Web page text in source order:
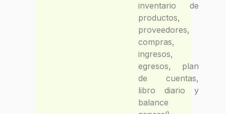
inventario de
productos,
proveedores,
compras,
ingresos,
egresos, plan
de cuentas,
libro diario y
balance